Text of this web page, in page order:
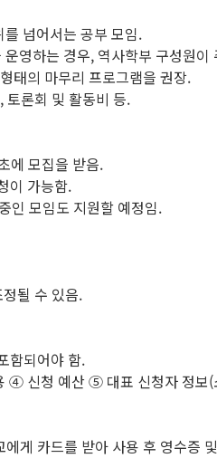
넘어서는 공부 모임.
영하는 경우, 역사학부 구성원
태의 마무리 프로그램을 권장.
론회 및 활동비 등.
에 모집을 받음.
이 가능함.
인 모임도 지원할 예정임.
될 수 있음.
함되어야 함.
신청 예산 ⑤ 대표 신청자 정보(
게 카드를 받아 사용 후 영수증